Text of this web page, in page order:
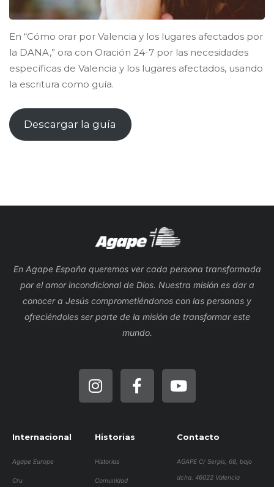
En “Cómo orar por Valencia y los lugares afectados por
la DANA,” ora con Oración 24-7 por las necesidades
específicas de Valencia y los lugares afectados, usando
la escritura como guía.
Descargar la guía
En Agape España queremos ver cada persona transformada
por el amor incondicional de Dios. Nuestra misión es dar a
conocer a Jesús comprometiéndonos con las personas y
ofreciéndoles ser parte de la misión de transformar este
mundo.
Internacional
Agape Europe
Cru
Historias
Historias
Comunidad
Contacto
AGAPE C/ Serpis, 68, bajo
dcha. 46022 Valencia